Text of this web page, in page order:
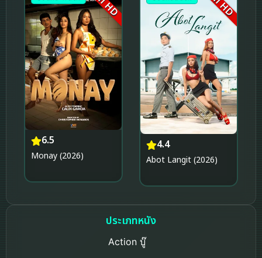
6.5
Monay (2026)
4.4
Abot Langit (2026)
ประเภทหนัง
Action บู๊